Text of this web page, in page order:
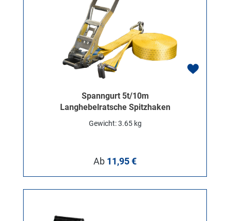
Spanngurt 5t/10m
Langhebelratsche Spitzhaken
Gewicht: 3.65 kg
Regulärer Preis:
Ab 11,95 €